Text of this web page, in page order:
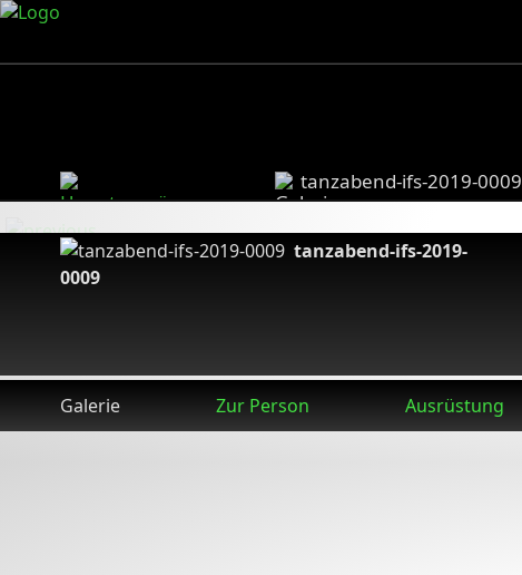
tanzabend-ifs-2019-0009
tanzabend-ifs-2019-
0009
Galerie
Zur Person Ausrüstung